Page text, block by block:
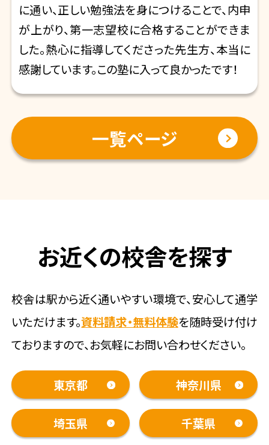
に通い、正しい勉強法を身につけることで、内申
が上がり、第一志望校に合格することができま
した。熱心に指導してくださった先生方、本当に
感謝しています。この塾に入って良かったです！
一覧ページ
お近くの校舎を探す
校舎は駅から近く通いやすい環境で、安心して通学
いただけます。資料請求・無料体験を随時受け付け
ておりますので、お気軽にお問い合わせください。
東京都 神奈川県
埼玉県 千葉県